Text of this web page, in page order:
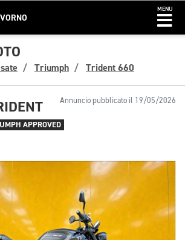
MENU
Triumph Trident 660
Annuncio pubblicato il 19/05/2026
APPROVED